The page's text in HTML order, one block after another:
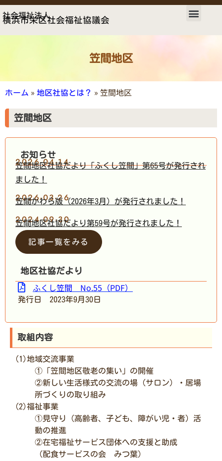
社会福祉法人
横浜市栄区社会福祉協議会
笠間地区
ホーム » 地区社協とは？ » 笠間地区
笠間地区
取組内容
(1)地域交流事業
①「笠間地区敬老の集い」の開催
②新しい生活様式の交流の場（サロン）・居場
所づくりの取り組み
(2)福祉事業
①見守り（高齢者、子ども、障がい児・者）活
動の推進
②在宅福祉サービス団体への支援と助成
（配食サービスの会 みつ葉）
お知らせ
2026-04-14
笠間地区社協だより「ふくし笠間」第65号が発行され
ました！
2026-03-26
笠間かわら版（2026年3月）が発行されました！
2024-09-30
笠間地区社協だより第59号が発行されました！
記事一覧をみる
地区社協だより
ふくし笠間 No.55（PDF）
発行日 2023年9月30日